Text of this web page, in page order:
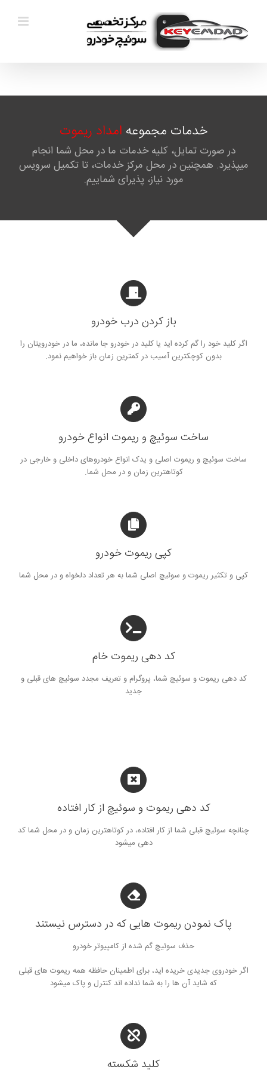
content
خدمات مجموعه امداد ریموت
در صورت تمایل، کلیه خدمات ما در محل شما انجام
میپذیرد. همچنین در محل مرکز خدمات، تا تکمیل سرویس
مورد نیاز، پذیرای شماییم.
باز کردن درب خودرو
اگر کلید خود را گم کرده اید یا کلید در خودرو جا مانده، ما در خودرویتان را
بدون کوچکترین آسیب در کمترین زمان باز خواهیم نمود.
ساخت سوئیچ و ریموت انواع خودرو
ساخت سوئیچ و ریموت اصلی و یدک انواع خودروهای داخلی و خارجی در
کوتاهترین زمان و در محل شما.
کپی ریموت خودرو
کپی و تکثیر ریموت و سوئیچ اصلی شما به هر تعداد دلخواه و در محل شما
کد دهی ریموت خام
کد دهی ریموت و سوئیچ شما، پروگرام و تعریف مجدد سوئیچ های قبلی و
جدید
کد دهی ریموت و سوئیچ از کار افتاده
چنانچه سوئیچ قبلی شما از کار افتاده، در کوتاهترین زمان و در محل شما کد
دهی میشود
پاک نمودن ریموت هایی که در دسترس نیستند
حذف سوئیچ گم شده از کامپیوتر خودرو
اگر خودروی جدیدی خریده اید، برای اطمینان حافظه همه ریموت های قبلی
که شاید آن ها را به شما نداده اند کنترل و پاک میشود
کلید شکسته